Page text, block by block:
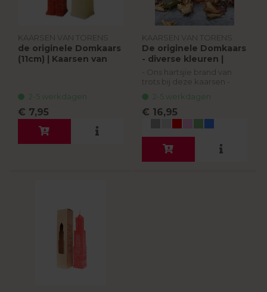
KAARSEN VAN TORENS
de originele Domkaars
(11cm) | Kaarsen van
2-5 werkdagen
€ 7,95
KAARSEN VAN TORENS
De originele Domkaars
- diverse kleuren |
Kaarsen van Torens
- Ons hartsjie brand van
trots bij deze kaarsen -
De originele Domkaarsen
ken je misschien al heel
erg lang. De Domkaars
werd in 1982 bedacht én
ge...
2-5 werkdagen
€ 16,95